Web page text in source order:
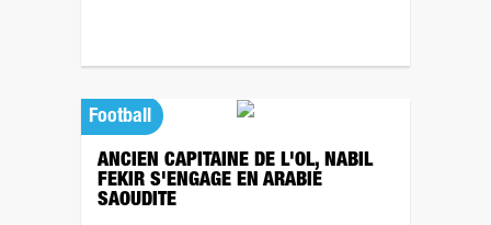
Football
ANCIEN CAPITAINE DE L'OL, NABIL
FEKIR S'ENGAGE EN ARABIE
SAOUDITE